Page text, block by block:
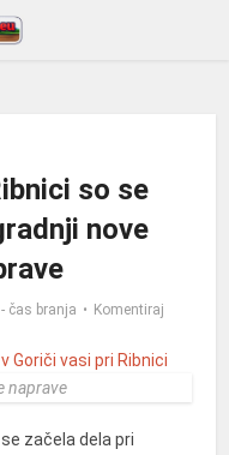
so se
nove
čas branja Komentiraj
naprave
začela dela pri